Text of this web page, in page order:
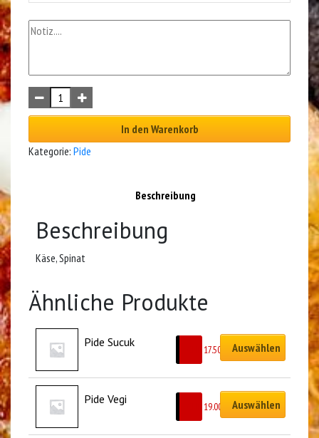
In den Warenkorb
Kategorie: Pide
Beschreibung
Beschreibung
Käse, Spinat
Ähnliche Produkte
Pide Sucuk
17.50 Auswählen
Pide Vegi
19.00 Auswählen